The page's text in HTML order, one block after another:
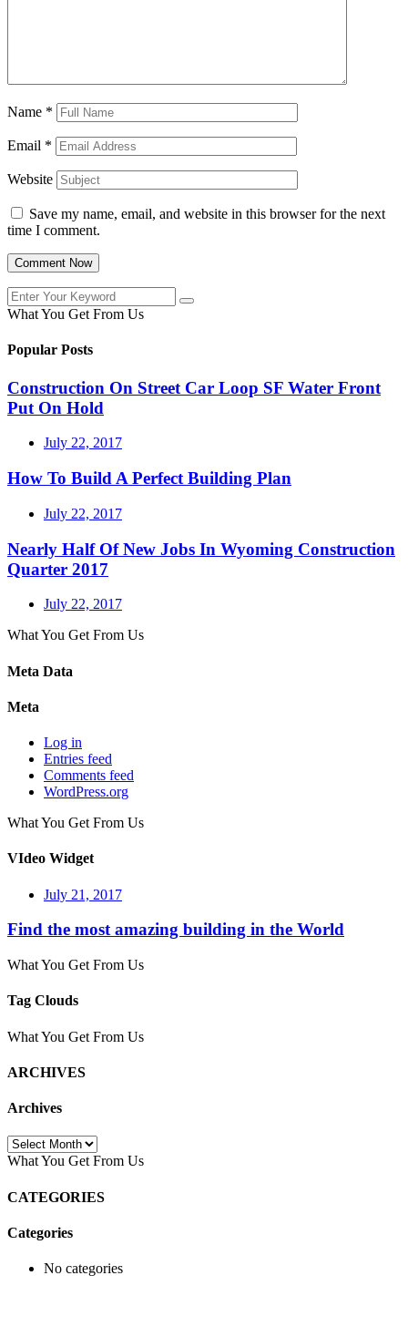
Name *
Email *
Website
Save my name, email, and website in this browser for the next
time I comment.
What You Get From Us
Popular Posts
Construction On Street Car Loop SF Water Front
Put On Hold
July 22, 2017
How To Build A Perfect Building Plan
July 22, 2017
Nearly Half Of New Jobs In Wyoming Construction
Quarter 2017
July 22, 2017
What You Get From Us
Meta Data
Meta
Log in
Entries feed
Comments feed
WordPress.org
What You Get From Us
VIdeo Widget
July 21, 2017
Find the most amazing building in the World
What You Get From Us
Tag Clouds
What You Get From Us
ARCHIVES
Archives
Archives
What You Get From Us
CATEGORIES
Categories
No categories